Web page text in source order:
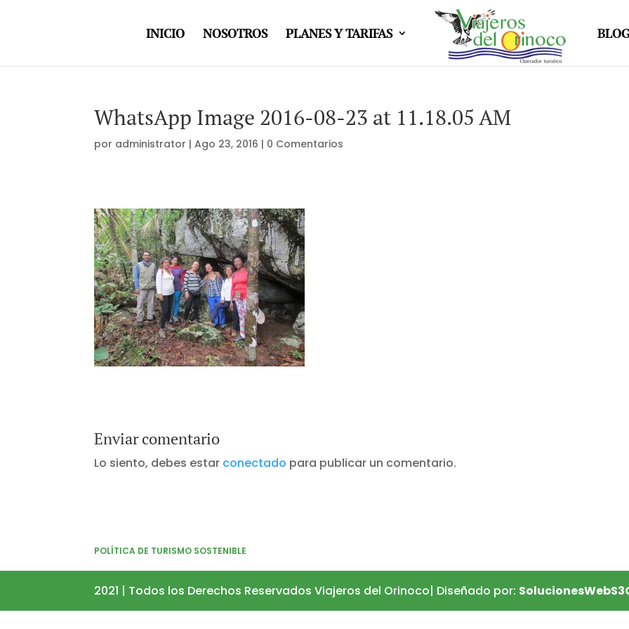
INICIO NOSOTROS PLANES Y TARIFAS
WhatsApp Image 2016-08-23 at 11.18.05 AM
por administrator |Ago 23, 2016 | 0 Comentarios
Enviar comentario
Lo siento, debes estar conectado para publicar un comentario.
POLÍTICA DE TURISMO SOSTENIBLE
2021 | Todos los Derechos Reservados Viajeros del Orinoco| Diseñado por: